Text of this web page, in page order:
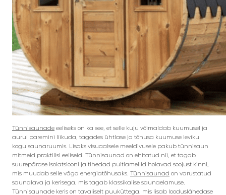
Tünnisaunade eeliseks on ka see, et selle kuju võimaldab kuumusel ja
aurul paremini liikuda, tagades ühtlase ja tõhusa kuumuse leviku
kogu saunaruumis. Lisaks visuaalsele meeldivusele pakub tünnisaun
mitmeid praktilisi eeliseid. Tünnisaunad on ehitatud nii, et tagab
suurepärase isolatsiooni ja tihedad puitlamellid hoiavad soojust kinni,
mis muudab selle väga energiatõhusaks. Tünnisaunad on varustatud
saunalava ja kerisega, mis tagab klassikalise saunaelamuse.
Tünnisaunade keris on tavaliselt puuküttega, mis lisab looduslähedase